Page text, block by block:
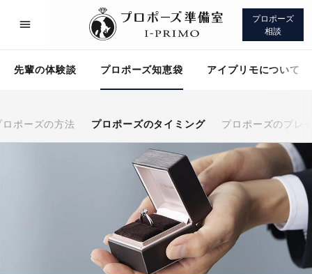
プロポーズ
相談
先輩の体験談 プロポーズ知恵袋 アイプリモについて
ロポーズの方法 プロポーズのタイミング プロポーズのプレ
プロポーズサポート 先輩の体験談
アイプリモについて